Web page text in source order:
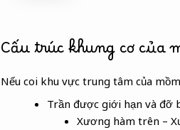
Cấu trúc khung cơ của
Nếu coi khu vực trung tâm của
Trần được giới hạn và đỡ
Xương hàm trên –